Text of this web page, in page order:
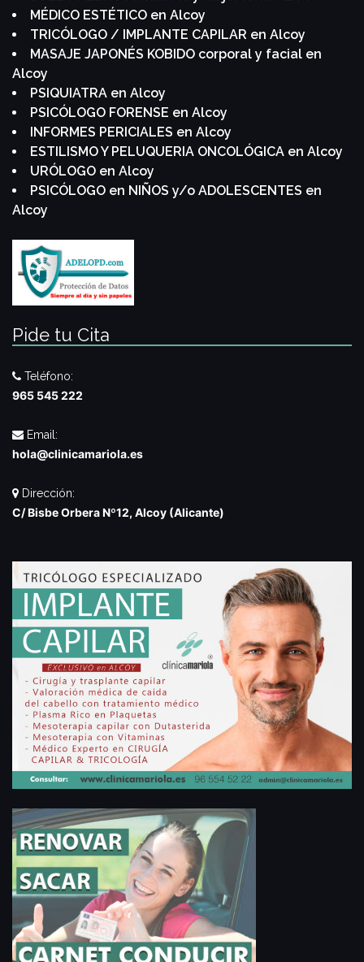
MÉDICO ESTÉTICO en Alcoy
TRICÓLOGO / IMPLANTE CAPILAR en Alcoy
MASAJE JAPONÉS KOBIDO corporal y facial en
Alcoy
PSIQUIATRA en Alcoy
PSICÓLOGO FORENSE en Alcoy
INFORMES PERICIALES en Alcoy
ESTILISMO Y PELUQUERIA ONCOLÓGICA en Alcoy
URÓLOGO en Alcoy
PSICÓLOGO en NIÑOS y/o ADOLESCENTES en
Alcoy
Pide tu Cita
Teléfono:
965 545 222
Email:
hola@clinicamariola.es
Dirección:
C/ Bisbe Orbera Nº12, Alcoy (Alicante)